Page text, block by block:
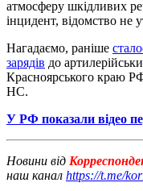
атмосферу шкідливих
інцидент, відомство
Нагадаємо, раніше
зарядів до
Красноярського краю
НС.
У РФ показали відео
Новини від
наш канал https://t.me/